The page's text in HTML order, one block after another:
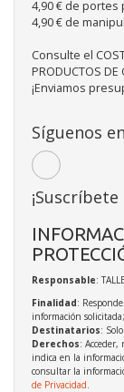
4,90 € de portes
4,90 € de
Consulte el
PRODUCTOS DE
¡Enviamos
Síguenos
Responsable:
Finalidad:
información solicitada;
Destinatarios:
Derechos: Acceder,
indica en la
consultar la
de Privacidad